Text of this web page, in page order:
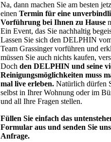
Na, dann machen Sie am besten
einen Termin für eine
Vorführung bei Ihnen zu Hause
Ein Event, das Sie nachhaltig
Lassen Sie sich den DELPHIN
Team Grassinger vorführen und
müssen Sie auch nichts kaufen,
Doch den DELPHIN und seine
Reinigungsmöglichkeiten muss
mal live erleben. Natürlich dürfen
selbst in Ihrer Wohnung oder im
und all Ihre Fragen stellen.
Füllen Sie einfach das
Formular aus und senden Sie
Anfrage.